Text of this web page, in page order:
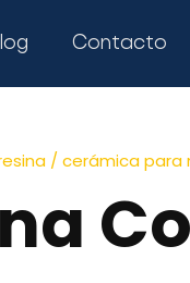
Contacto
/ cerámica